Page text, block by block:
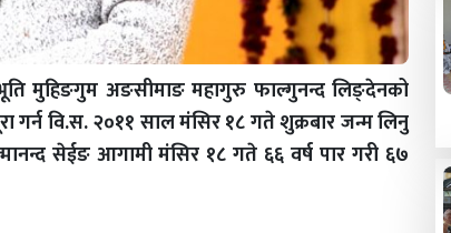
मुहिङगुम अङसीमाङ महागुरु फाल्गुनन्द लिङ्देनको
गर्न वि.स. २०११ साल मंसिर १८ गते शुक्रबार जन्म लिनु
सेईङ आगामी मंसिर १८ गते ६६ वर्ष पार गरी ६७